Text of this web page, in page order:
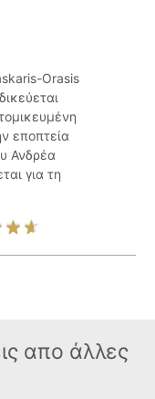
Orasis
εποπτεία
Ανδρέα
για τη
απο άλλες